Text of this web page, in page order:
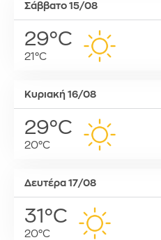
Σάββατο 15/08
29°C
21°C
Κυριακή 16/08
29°C
20°C
Δευτέρα 17/08
31°C
20°C